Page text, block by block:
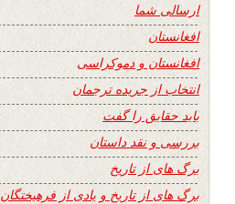
ارسالی شما
افغانستان
افغانستان و دموکراسی
انتخاب از جریده ترجمان
باید حقایق را گفت
بررسی و نقد داستان
برگ های از تاریخ
برگ های از تاریخ و یادی از فرهیختگان